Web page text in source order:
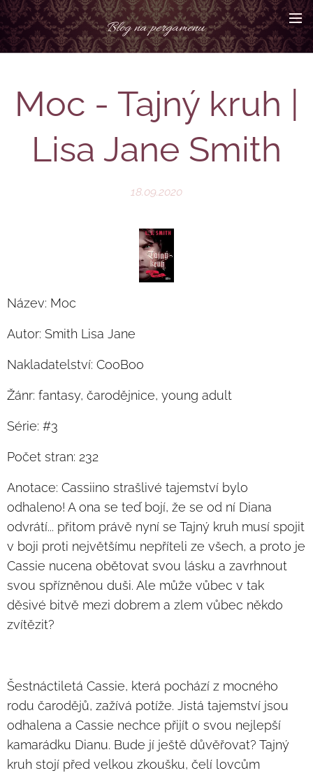
Blog na pergamenu
Moc - Tajný kruh |
Lisa Jane Smith
18.09.2020
Název: Moc
Autor: Smith Lisa Jane
Nakladatelství: CooBoo
Žánr: fantasy, čarodějnice, young adult
Série: #3
Počet stran: 232
Anotace: Cassiino strašlivé tajemství bylo
odhaleno! A ona se teď bojí, že se od ní Diana
odvrátí... přitom právě nyní se Tajný kruh musí spojit
v boji proti největšímu nepříteli ze všech, a proto je
Cassie nucena obětovat svou lásku a zavrhnout
svou spřízněnou duši. Ale může vůbec v tak
děsivé bitvě mezi dobrem a zlem vůbec někdo
zvítězit?
Šestnáctiletá Cassie, která pochází z mocného
rodu čarodějů, zažívá potíže. Jistá tajemství jsou
odhalena a Cassie nechce přijít o svou nejlepší
kamarádku Dianu. Bude jí ještě důvěřovat? Tajný
kruh stojí před velkou zkoušku, čelí lovcům